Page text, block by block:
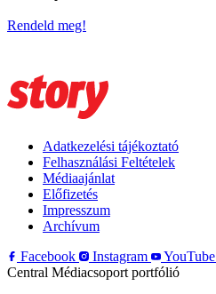
Rendeld meg!
Adatkezelési tájékoztató
Felhasználási Feltételek
Médiaajánlat
Előfizetés
Impresszum
Archívum
Facebook
Instagram YouTube
Central Médiacsoport portfólió